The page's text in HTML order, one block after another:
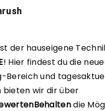
der hauseigene
! Hier findest du die
Bereich und
bieten wir dir über
die